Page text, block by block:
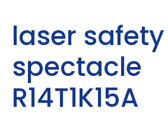
laser safety
spectacle
R14T1K15A